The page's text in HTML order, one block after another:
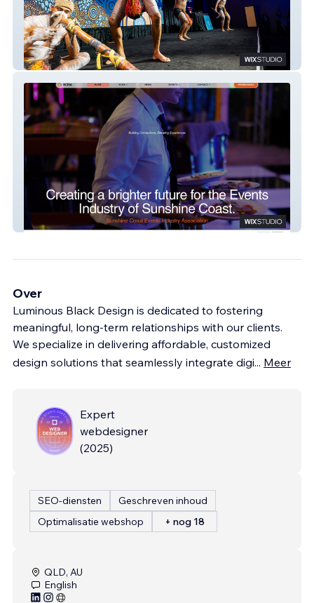
Reconciliation Queensland Inc.
SCEIA
Over
Luminous Black Design is dedicated to fostering
meaningful, long-term relationships with our clients.
We specialize in delivering affordable, customized
design solutions that seamlessly integrate digi... Meer
Expert
webdesigner
(2025)
SEO-diensten
Geschreven inhoud
Optimalisatie webshop
+ nog 18
QLD, AU
English